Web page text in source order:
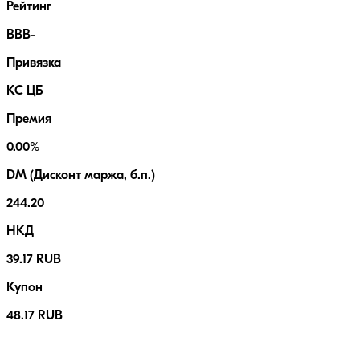
Рейтинг
BBB-
Привязка
КС ЦБ
Премия
0.00%
DM (Дисконт маржа, б.п.)
244.20
НКД
39.17 RUB
Купон
48.17 RUB